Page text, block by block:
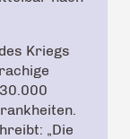
Kriegs
„Die